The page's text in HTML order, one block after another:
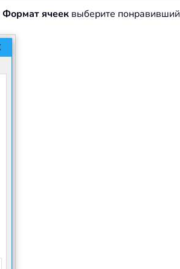
Формат ячеек выберите